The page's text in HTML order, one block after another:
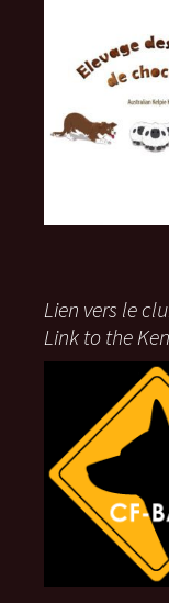
Lien vers le
Link to the